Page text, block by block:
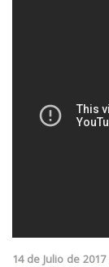
14 de Julio de 2017